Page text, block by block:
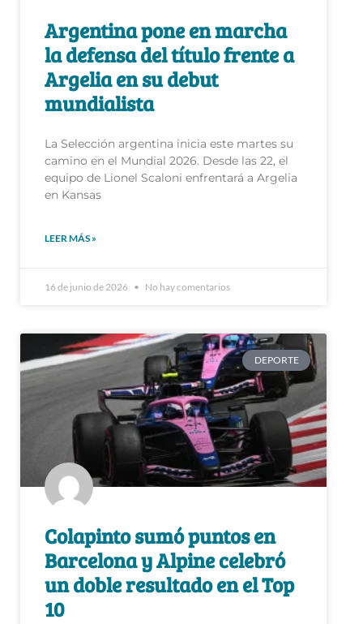
Argentina pone en marcha
la defensa del título frente a
Argelia en su debut
mundialista
La Selección argentina inicia este martes su
camino en el Mundial 2026. Desde las 22, el
equipo de Lionel Scaloni enfrentará a Argelia
en Kansas
LEER MÁS »
16 de junio de 2026 No hay comentarios
DEPORTE
Colapinto sumó puntos en
Barcelona y Alpine celebró
un doble resultado en el Top
10